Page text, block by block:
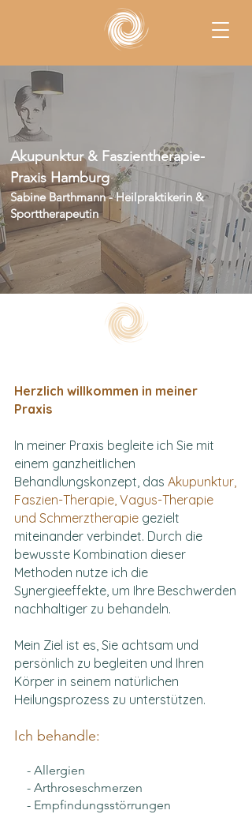
Akupunktur & Faszientherapie-
Praxis Hamburg
Sabine Barthmann - Heilpraktikerin &
Sporttherapeutin​
​Herzlich willkommen in meiner
Praxis
In meiner Praxis begleite ich Sie mit
einem ganzheitlichen
Behandlungskonzept, das Akupunktur,
Faszien-Therapie, Vagus-Therapie
und Schmerztherapie gezielt
miteinander verbindet. Durch die
bewusste Kombination dieser
Methoden nutze ich die
Synergieeffekte, um Ihre Beschwerden
nachhaltiger zu behandeln.
Mein Ziel ist es, Sie achtsam und
persönlich zu begleiten und Ihren
Körper in seinem natürlichen
Heilungsprozess zu unterstützen.
Ich behandle:
- Allergien
- Arthroseschmerzen
- Empfindungsstörrungen